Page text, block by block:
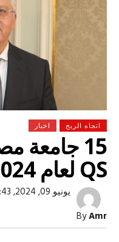
اتجاه الريح اخبار
15 جامعة
QS لعام 2024
ByAmr
يونيو 09, 2024, 15:43 م